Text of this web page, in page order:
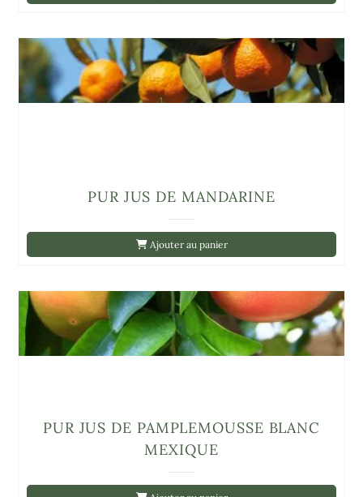
Ajouter au panier
PUR JUS DE MANDARINE
PUR JUS DE PAMPLEMOUSSE BLANC
MEXIQUE